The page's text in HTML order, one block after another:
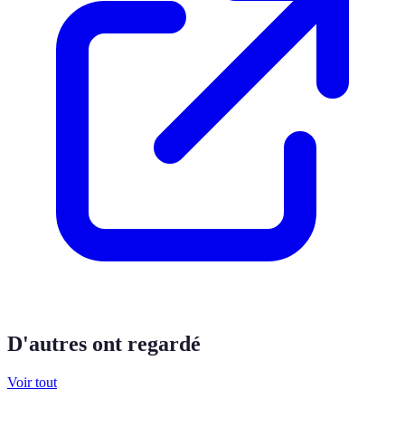
D'autres ont regardé
Voir tout